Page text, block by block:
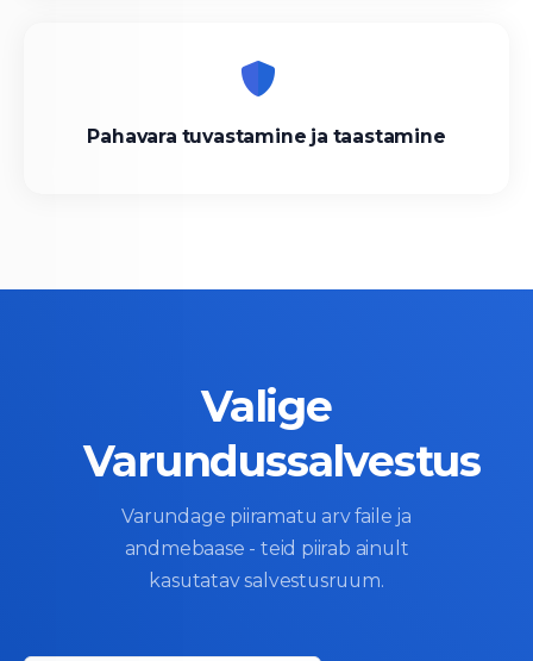
Pahavara tuvastamine ja taastamine
Valige
Varundussalvestus
Varundage piiramatu arv faile ja
andmebaase - teid piirab ainult
kasutatav salvestusruum.